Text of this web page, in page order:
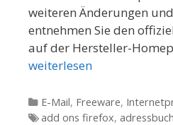
weiteren Änderungen
entnehmen Sie den
auf der Hersteller-
weiterlesen
Kategorien
E-Mail, Freeware,
Tags
add ons firefox,